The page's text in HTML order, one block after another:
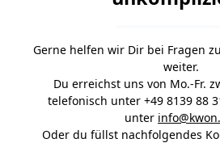
Gerne helfen wir Dir bei Fragen
weiter.
Du erreichst uns von Mo.-Fr.
telefonisch unter +49 8139 88
unter
Oder du füllst nachfolgendes